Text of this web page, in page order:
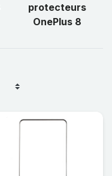
protecteurs
OnePlus 8